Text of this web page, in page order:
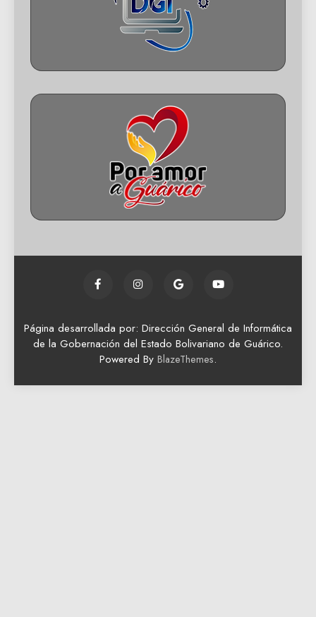
Página desarrollada por: Dirección General de Informática
de la Gobernación del Estado Bolivariano de Guárico.
Powered By BlazeThemes.